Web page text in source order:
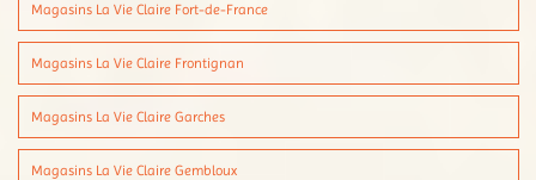
Magasins La Vie Claire Fort-de-France
Magasins La Vie Claire Frontignan
Magasins La Vie Claire Garches
Magasins La Vie Claire Gembloux